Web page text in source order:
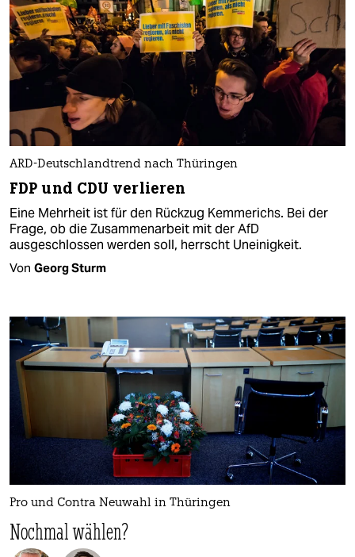
ARD-Deutschlandtrend nach Thüringen
FDP und CDU verlieren
Eine Mehrheit ist für den Rückzug Kemmerichs. Bei der
Frage, ob die Zusammenarbeit mit der AfD
ausgeschlossen werden soll, herrscht Uneinigkeit.
Von Georg Sturm
Pro und Contra Neuwahl in Thüringen
Nochmal wählen?